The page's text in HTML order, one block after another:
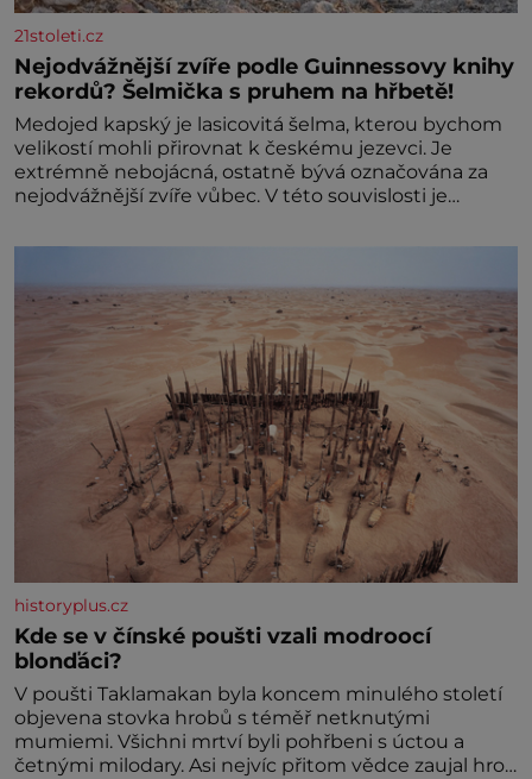
21stoleti.cz
Nejodvážnější zvíře podle Guinnessovy knihy
rekordů? Šelmička s pruhem na hřbetě!
Medojed kapský je lasicovitá šelma, kterou bychom
velikostí mohli přirovnat k českému jezevci. Je
extrémně nebojácná, ostatně bývá označována za
nejodvážnější zvíře vůbec. V této souvislosti je
historyplus.cz
Kde se v čínské poušti vzali modroocí
blonďáci?
V poušti Taklamakan byla koncem minulého století
objevena stovka hrobů s téměř netknutými
mumiemi. Všichni mrtví byli pohřbeni s úctou a
četnými milodary. Asi nejvíc přitom vědce zaujal hrob